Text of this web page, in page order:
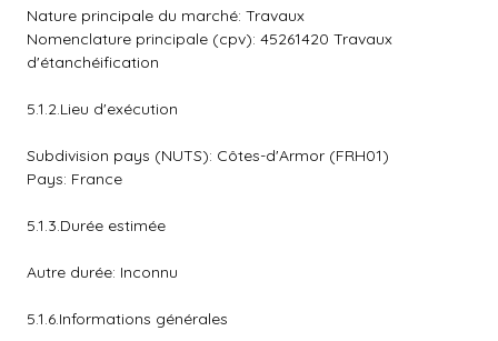
Nature principale du marché: Travaux
Nomenclature principale (cpv): 45261420 Travaux
d'étanchéification
5.1.2.Lieu d'exécution
Subdivision pays (NUTS): Côtes-d'Armor (FRH01)
Pays: France
5.1.3.Durée estimée
Autre durée: Inconnu
5.1.6.Informations générales